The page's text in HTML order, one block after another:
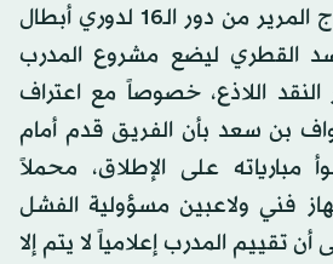
الشريفين، جاء الخروج المرير من دور الـ16 لدوري أبطال
القطري ليضع مشروع المدرب
اللاذع، خصوصاً مع اعتراف
بن سعد بأن الفريق قدم أمام
مبارياته على الإطلاق، محملاً
فني ولاعبين مسؤولية الفشل
تقييم المدرب إعلامياً لا يتم إلا